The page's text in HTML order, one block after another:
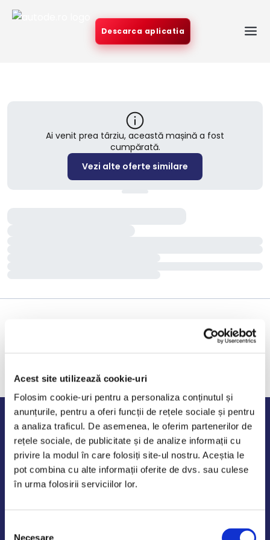
Acest site utilizează cookie-uri
Folosim cookie-uri pentru a personaliza conținutul și
anunțurile, pentru a oferi funcții de rețele sociale și pentru
a analiza traficul. De asemenea, le oferim partenerilor de
rețele sociale, de publicitate și de analize informații cu
privire la modul în care folosiți site-ul nostru. Aceștia le
pot combina cu alte informații oferite de dvs. sau culese
în urma folosirii serviciilor lor.
Necesare
Descarca aplicatia
Ai venit prea târziu, această mașină a fost
cumpărată.
Vezi alte oferte similare
Program de lucru
Luni - Vineri: 09:00-18:00
Sambata - Duminica: 10:00-14:00